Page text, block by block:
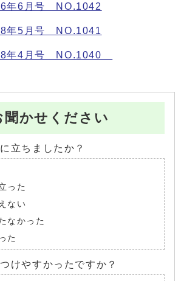
年6月号 NO.1042
年5月号 NO.1041
8年4月号 NO.1040
聞かせください
立ちましたか？
った
ない
なかった
た
けやすかったですか？